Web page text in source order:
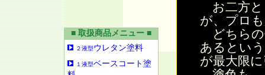
お二方と
が、プロ
どちらの
あるとい
が最大限
■ 取扱商品メニュー ■
２液型ウレタン塗料
１液型ベースコート塗